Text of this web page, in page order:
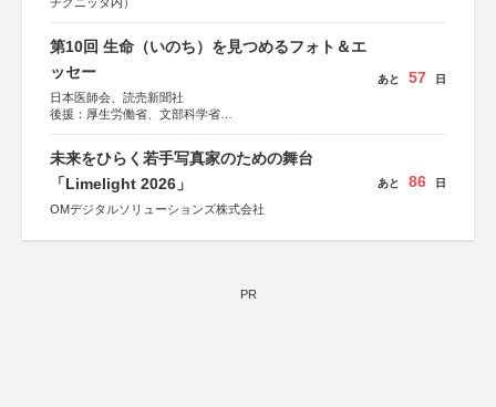
第10回 生命（いのち）を見つめるフォト＆エ
ッセー
日本医師会、読売新聞社
後援：厚生労働省、文部科学省
しん生命保険株式会社
あと 57 日
未来をひらく若手写真家のための舞台
「Limelight 2026」
OMデジタルソリューションズ株式会社
あと 86 日
PR